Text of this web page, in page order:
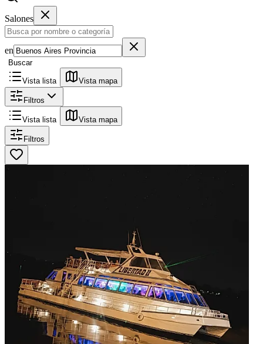
Salones
en
Buscar
Vista lista Vista mapa
Filtros
Vista lista Vista mapa
Filtros